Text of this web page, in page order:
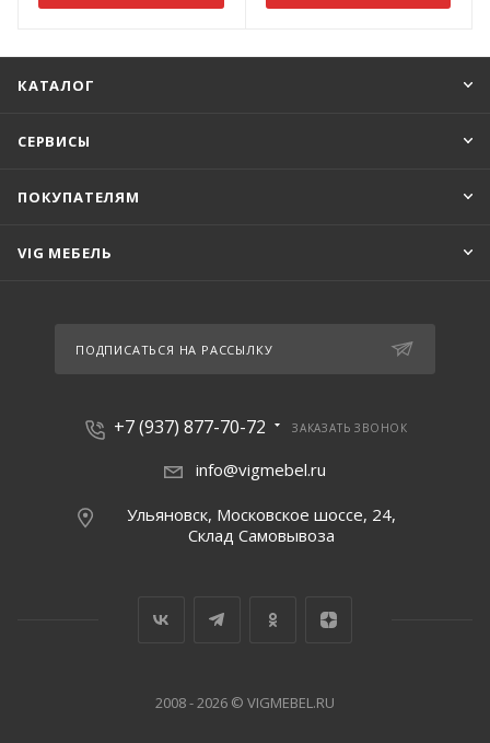
КАТАЛОГ
СЕРВИСЫ
ПОКУПАТЕЛЯМ
VIG МЕБЕЛЬ
ПОДПИСАТЬСЯ НА РАССЫЛКУ
+7 (937) 877-70-72 ЗАКАЗАТЬ ЗВОНОК
info@vigmebel.ru
Ульяновск, Московское шоссе, 24,
Склад Cамовывоза
2008 - 2026 © VIGMEBEL.RU